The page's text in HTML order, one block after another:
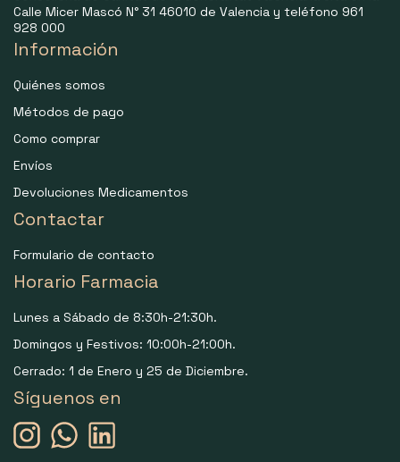
Calle Micer Mascó N° 31 46010 de Valencia y teléfono 961
928 000
Información
Quiénes somos
Métodos de pago
Como comprar
Envíos
Devoluciones Medicamentos
Contactar
Formulario de contacto
Horario Farmacia
Lunes a Sábado de 8:30h-21:30h.
Domingos y Festivos: 10:00h-21:00h.
Cerrado: 1 de Enero y 25 de Diciembre.
Síguenos en